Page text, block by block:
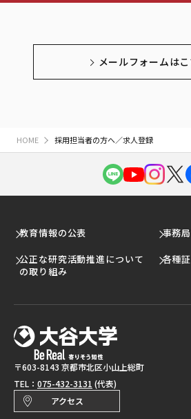
メールフォームはこ
HOME 採用担当者の方へ／求人登録
教育情報の公表
事務
公正な研究活動推進について
の取り組み
各種
〒603-8143 京都市北区小山上総町
TEL： 075-432-3131 (代表)
アクセス